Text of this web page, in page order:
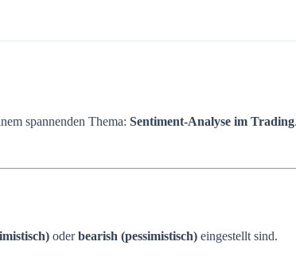
spannenden Thema: Sentiment-Analyse im Trading
oderbearish (pessimistisch) eingestellt sind.